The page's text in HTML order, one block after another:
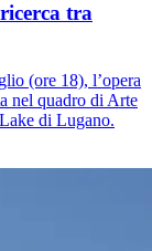
tra
(ore 18), l’opera
nel quadro di Arte
di Lugano.